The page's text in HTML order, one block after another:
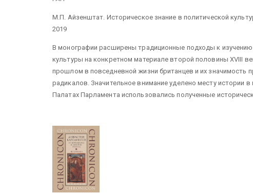
М.П. Айзенштат. Историческое знание в политической
2019
В монографии расширены традиционные подходы к изучению
культуры на конкретном материале второй половины XVIII
прошлом в повседневной жизни британцев и их значимость
радикалов. Значительное внимание уделено месту истории в
Палатах Парламента использовались полученные